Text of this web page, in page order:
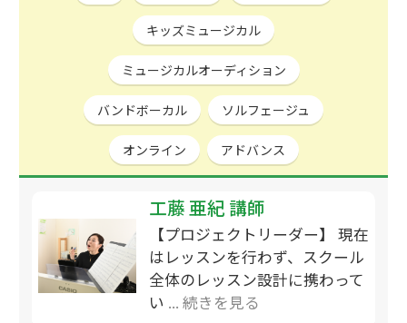
キッズミュージカル
ミュージカルオーディション
バンドボーカル ソルフェージュ
オンライン アドバンス
工藤 亜紀 講師
【プロジェクトリーダー】
現在
はレッスンを行わず、スクール
全体のレッスン設計に携わって
い ... 続きを見る